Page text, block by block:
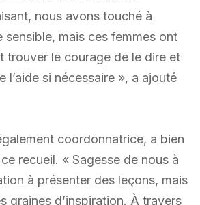
nous avons touché à
sensible, mais ces femmes ont
trouver le courage de le dire et
l’aide si nécessaire », a ajouté
coordonnatrice, a bien
recueil. « Sagesse de nous à
à présenter des leçons, mais
graines d’inspiration. À travers